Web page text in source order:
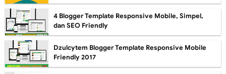
4 Blogger Template Responsive Mobile, Simpel,
dan SEO Friendly
Dzulcytem Blogger Template Responsive Mobile
Friendly 2017